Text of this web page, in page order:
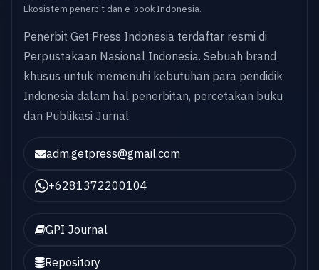
Ekosistem penerbit dan e-book Indonesia.
Penerbit Get Press Indonesia terdaftar resmi di
Perpustakaan Nasional Indonesia. Sebuah brand
khusus untuk memenuhi kebutuhan para pendidik
Indonesia dalam hal penerbitan, percetakan buku
dan Publikasi Jurnal
adm.getpress@gmail.com
+6281372200104
GPI Journal
Repository